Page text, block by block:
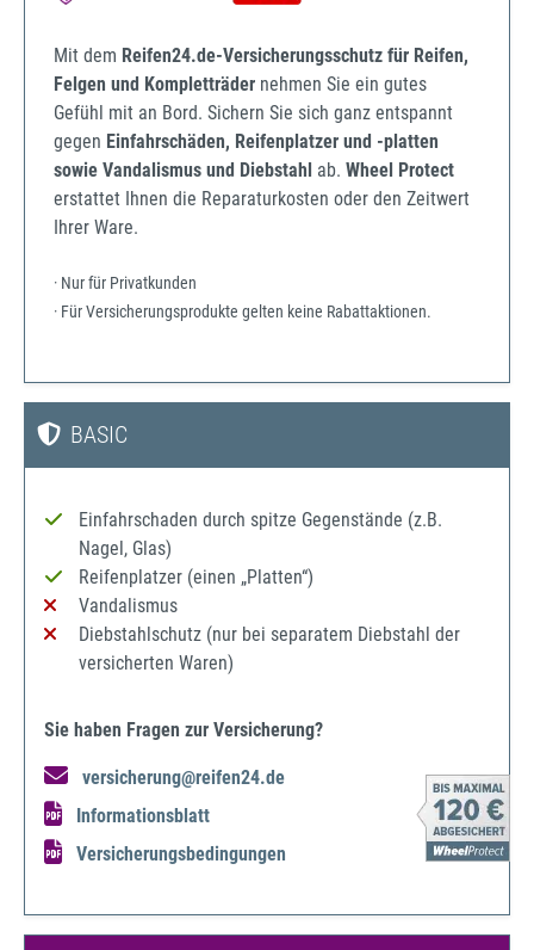
Mit dem Reifen24.de-Versicherungsschutz für Reifen,
Felgen und Kompletträder nehmen Sie ein gutes
Gefühl mit an Bord. Sichern Sie sich ganz entspannt
gegen Einfahrschäden, Reifenplatzer und -platten
sowie Vandalismus und Diebstahl ab. Wheel Protect
erstattet Ihnen die Reparaturkosten oder den Zeitwert
Ihrer Ware.
· Nur für Privatkunden
· Für Versicherungsprodukte gelten keine Rabattaktionen.
BASIC
Einfahrschaden durch spitze Gegenstände (z.B.
Nagel, Glas)
Reifenplatzer (einen „Platten“)
Vandalismus
Diebstahlschutz (nur bei separatem Diebstahl der
versicherten Waren)
Sie haben Fragen zur Versicherung?
versicherung@reifen24.de
Informationsblatt
Versicherungsbedingungen